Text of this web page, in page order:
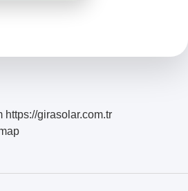
https://girasolar.com.tr